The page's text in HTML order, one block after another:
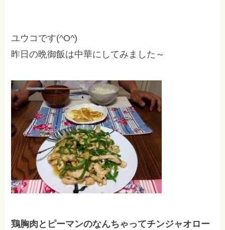
ユウコです(^O^)
昨日の晩御飯は中華にしてみました～
鶏胸肉とピーマンのなんちゃってチンジャオロー